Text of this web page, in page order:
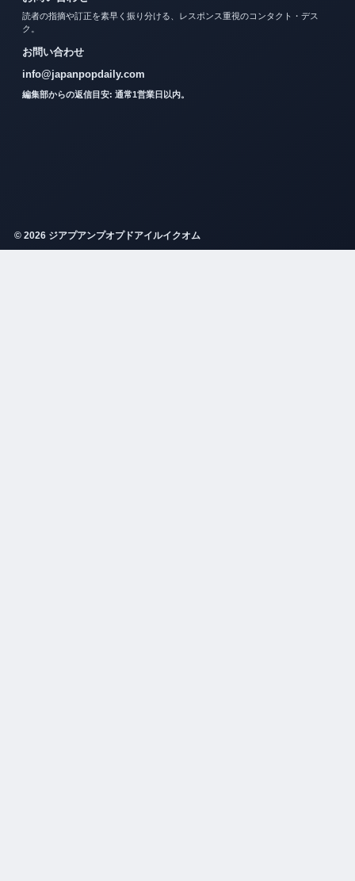
読者の指摘や訂正を素早く振り分ける、レスポンス重視のコンタクト・デス
ク。
お問い合わせ
info@japanpopdaily.com
編集部からの返信目安: 通常1営業日以内。
© 2026 ジアプアンプオプドアイルイクオム